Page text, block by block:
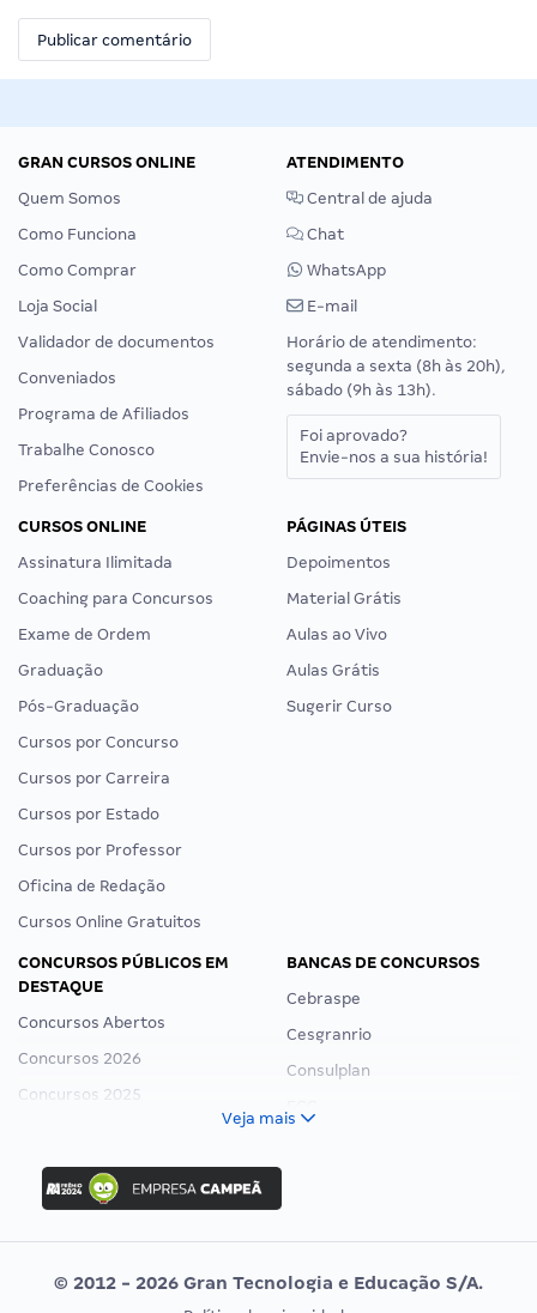
GRAN CURSOS ONLINE
Quem Somos
Como Funciona
Como Comprar
Loja Social
Validador de documentos
Conveniados
Programa de Afiliados
Trabalhe Conosco
Preferências de Cookies
ATENDIMENTO
Central de ajuda
Chat
WhatsApp
E-mail
Horário de atendimento:
segunda a sexta (8h às 20h),
sábado (9h às 13h).
Foi aprovado?
Envie-nos a sua história!
CURSOS ONLINE
Assinatura Ilimitada
Coaching para Concursos
Exame de Ordem
Graduação
Pós-Graduação
Cursos por Concurso
Cursos por Carreira
Cursos por Estado
Cursos por Professor
Oficina de Redação
Cursos Online Gratuitos
PÁGINAS ÚTEIS
Depoimentos
Material Grátis
Aulas ao Vivo
Aulas Grátis
Sugerir Curso
CONCURSOS PÚBLICOS EM
DESTAQUE
Concursos Abertos
Concursos 2026
Concursos 2025
Concurso Ibama
Concurso MPU
Editais publicados
BANCAS DE CONCURSOS
Cebraspe
Cesgranrio
Consulplan
Vunesp
Veja mais
© 2012 - 2026 Gran Tecnologia e Educação S/A.